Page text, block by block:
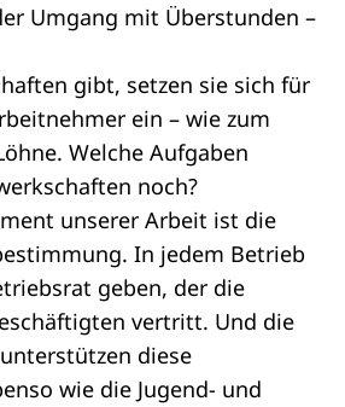
Umgang mit Überstunden –
gibt, setzen sie sich für
ein – wie zum
Welche Aufgaben
noch?
unserer Arbeit ist die
In jedem Betrieb
geben, der die
vertritt. Und die
diese
wie die Jugend- und